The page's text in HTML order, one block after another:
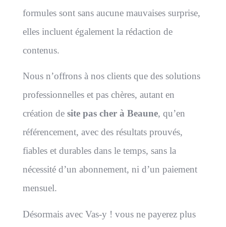
formules sont sans aucune mauvaises surprise,
elles incluent également la rédaction de
contenus.
Nous n’offrons à nos clients que des solutions
professionnelles et pas chères, autant en
création de site pas cher à Beaune, qu’en
référencement, avec des résultats prouvés,
fiables et durables dans le temps, sans la
nécessité d’un abonnement, ni d’un paiement
mensuel.
Désormais avec Vas-y ! vous ne payerez plus